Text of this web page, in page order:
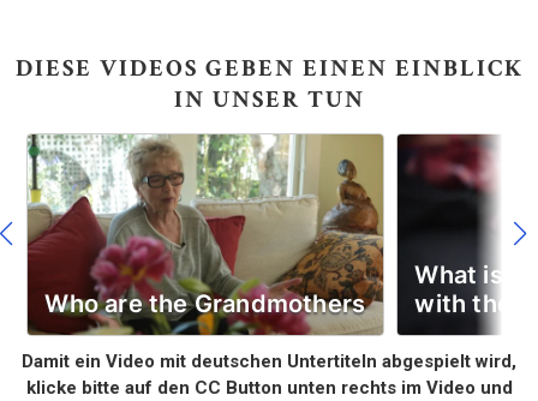
DIESE VIDEOS GEBEN EINEN EINBLICK
IN UNSER TUN
Who are the Grandmothers
What is
with the
Damit ein Video mit deutschen Untertiteln abgespielt wird,
klicke bitte auf den CC Button unten rechts im Video und